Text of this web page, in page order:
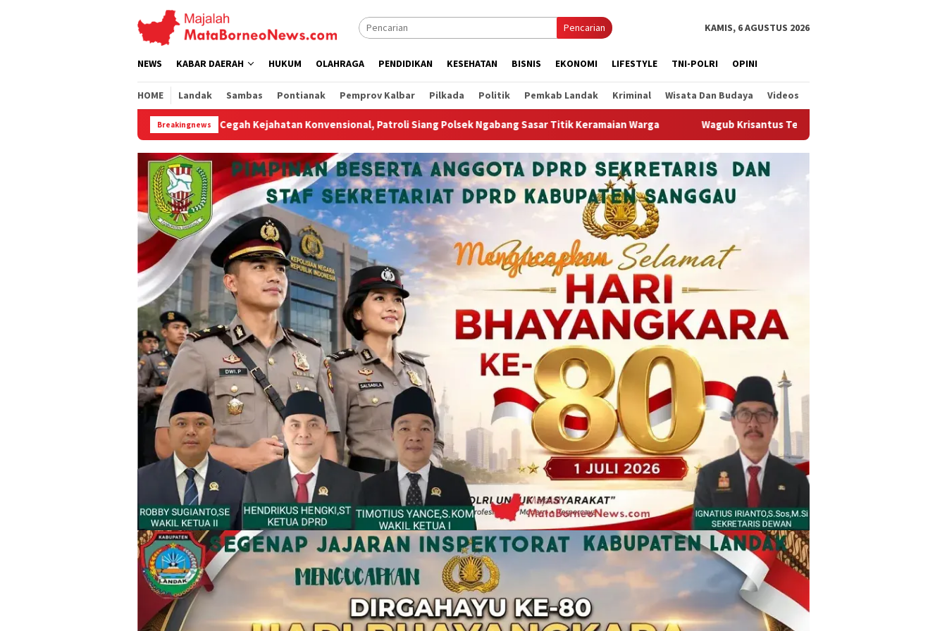
Pencarian KAMIS, 6 AGUSTUS 2026
NEWS KABAR DAERAH HUKUM OLAHRAGA PENDIDIKAN KESEHATAN BISNIS EKONOMI LIFESTYLE TNI-POLRI OPINI
HOME Landak Sambas Pontianak Pemprov Kalbar Pilkada Politik Pemkab Landak Kriminal Wisata Dan Budaya Videos
Breakingnews
Cegah Kejahatan Konvensional, Patroli Siang Polsek Ngabang Sasar Titik Keramaian Warga Wagub Krisantus Tegaskan Pengerukan Alur Sungai Kapuas Mendesak Demi